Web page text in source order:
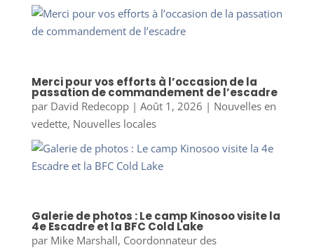
Merci pour vos efforts à l’occasion de la
passation de commandement de l’escadre
par David Redecopp| Août 1, 2026 | Nouvelles en
vedette, Nouvelles locales
Galerie de photos : Le camp Kinosoo visite la
4e Escadre et la BFC Cold Lake
par Mike Marshall, Coordonnateur des